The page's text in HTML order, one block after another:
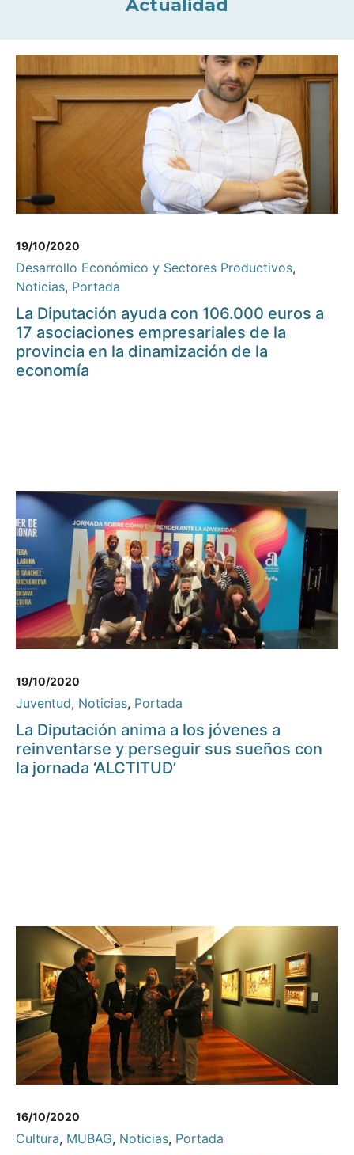
Actualidad
19/10/2020
Desarrollo Económico y Sectores Productivos,
Noticias, Portada
La Diputación ayuda con 106.000 euros a
17 asociaciones empresariales de la
provincia en la dinamización de la
economía
19/10/2020
Juventud, Noticias, Portada
La Diputación anima a los jóvenes a
reinventarse y perseguir sus sueños con
la jornada ‘ALCTITUD’
16/10/2020
Cultura, MUBAG, Noticias, Portada